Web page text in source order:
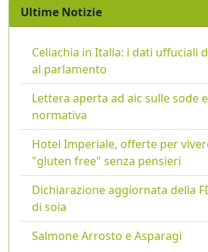
Ultime Notizie
Celiachia in Italia: i dati uffuciali
al parlamento
Lettera aperta ad aic sulle sode
normativa
Hotel Imperiale, offerte per
"gluten free" senza pensieri
Dichiarazione aggiornata della
di soia
Salmone Arrosto e Asparagi